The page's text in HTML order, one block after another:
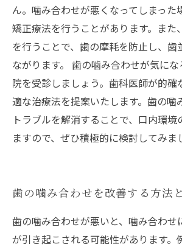
ん。噛み合わせが悪くなってしまった
矯正療法を行うことがあります。また
を行うことで、歯の摩耗を防止し、歯
ながります。 歯の噛み合わせが気に
院を受診しましょう。歯科医師が的確
適な治療法を提案いたします。歯の噛
トラブルを解消することで、口内環境
ますので、ぜひ積極的に検討してみま
歯の噛み合わせを改善する方法
歯の噛み合わせが悪いと、噛み合わせ
が引き起こされる可能性があります。